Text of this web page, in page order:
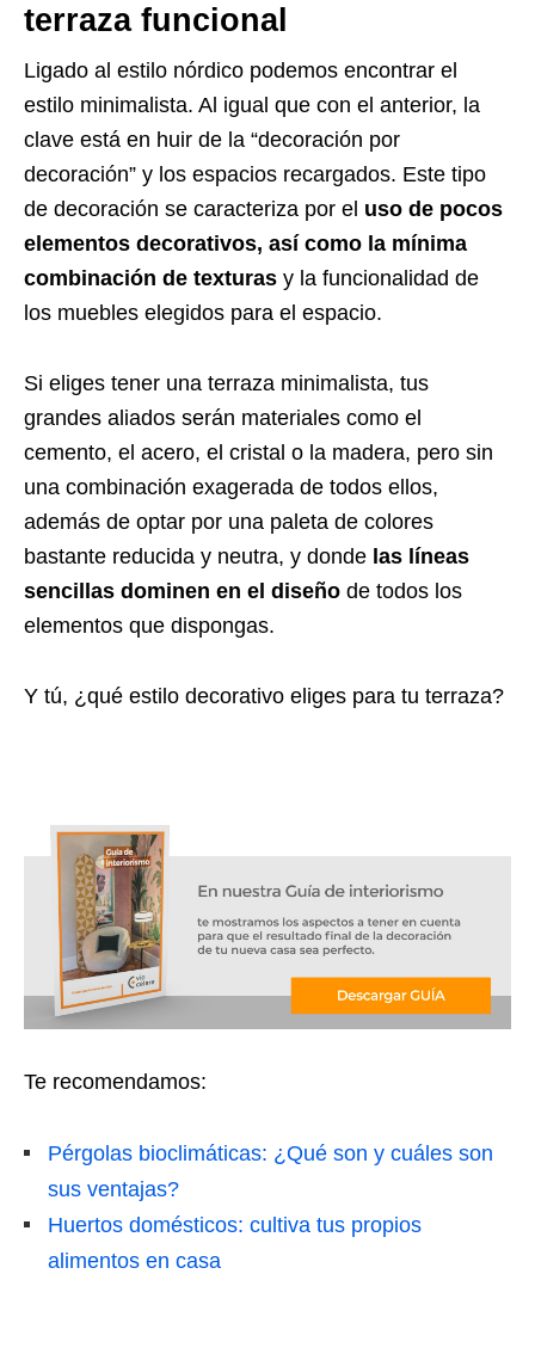
terraza funcional
Ligado al estilo nórdico podemos encontrar el
estilo minimalista. Al igual que con el anterior, la
clave está en huir de la “decoración por
decoración” y los espacios recargados. Este tipo
de decoración se caracteriza por el uso de pocos
elementos decorativos, así como la mínima
combinación de texturas y la funcionalidad de
los muebles elegidos para el espacio.
Si eliges tener una terraza minimalista, tus
grandes aliados serán materiales como el
cemento, el acero, el cristal o la madera, pero sin
una combinación exagerada de todos ellos,
además de optar por una paleta de colores
bastante reducida y neutra, y donde las líneas
sencillas dominen en el diseño de todos los
elementos que dispongas.
Y tú, ¿qué estilo decorativo eliges para tu terraza?
Te recomendamos:
Pérgolas bioclimáticas: ¿Qué son y cuáles son
sus ventajas?
Huertos domésticos: cultiva tus propios
alimentos en casa